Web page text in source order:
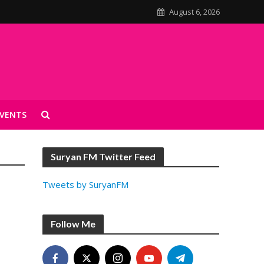
August 6, 2026
Suryan FM Twitter Feed
Tweets by SuryanFM
Follow Me